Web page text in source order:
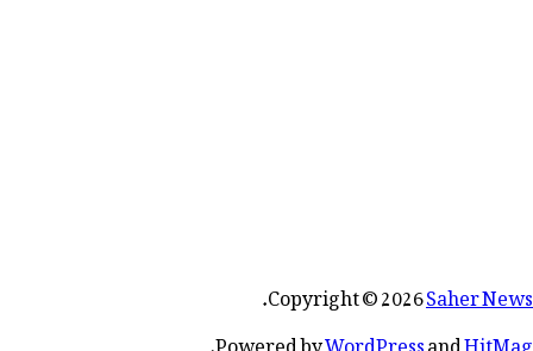
Copyright © 2026Saher News
.